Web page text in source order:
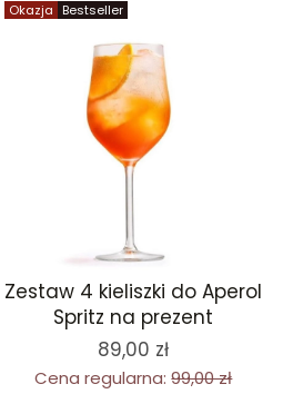
Okazja Bestseller
Zestaw 4 kieliszki do Aperol
Spritz na prezent
89,00 zł
Cena regularna: 99,00 zł